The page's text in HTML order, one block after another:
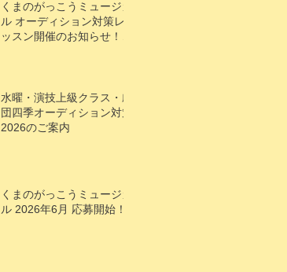
くまのがっこうミュージカ
ル オーディション対策レ
ッスン開催のお知らせ！
水曜・演技上級クラス・劇
団四季オーディション対策
2026のご案内
くまのがっこうミュージカ
ル 2026年6月 応募開始！